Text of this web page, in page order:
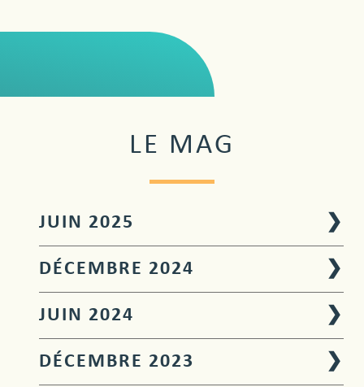
LE MAG
JUIN 2025 ❯
DÉCEMBRE 2024 ❯
JUIN 2024 ❯
DÉCEMBRE 2023 ❯